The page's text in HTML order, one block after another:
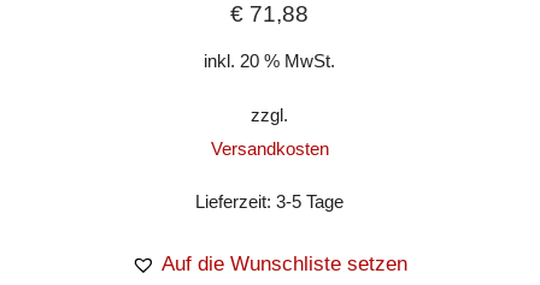
€ 71,88
inkl. 20 % MwSt.
zzgl.
Versandkosten
Lieferzeit:3-5 Tage
Auf die Wunschliste setzen